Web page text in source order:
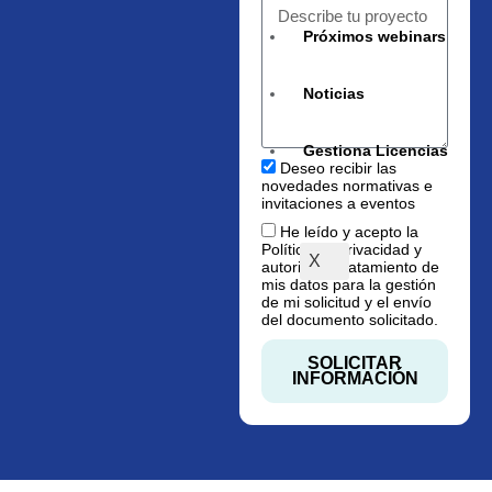
Próximos webinars
Noticias
Gestiona Licencias
X
Deseo recibir las
novedades normativas e
invitaciones a eventos
He leído y acepto la
Política de privacidad y
autorizo el tratamiento de
mis datos para la gestión
de mi solicitud y el envío
del documento solicitado.
SOLICITAR
INFORMACIÓN